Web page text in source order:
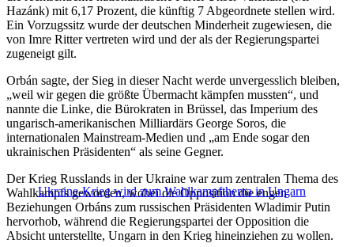
Hazánk) mit 6,17 Prozent, die künftig 7 Abgeordnete stellen wird.
Ein Vorzugssitz wurde der deutschen Minderheit zugewiesen, die
von Imre Ritter vertreten wird und der als der Regierungspartei
zugeneigt gilt.
Orbán sagte, der Sieg in dieser Nacht werde unvergesslich bleiben,
„weil wir gegen die größte Übermacht kämpfen mussten“, und
nannte die Linke, die Bürokraten in Brüssel, das Imperium des
ungarisch-amerikanischen Milliardärs George Soros, die
internationalen Mainstream-Medien und „am Ende sogar den
ukrainischen Präsidenten“ als seine Gegner.
Ukraine-Krieg wird zum Wahlkampfthema in Ungarn
Der Krieg Russlands in der Ukraine war zum zentralen Thema des
Wahlkampfs geworden, wobei die Opposition die engen
Beziehungen Orbáns zum russischen Präsidenten Wladimir Putin
hervorhob, während die Regierungspartei der Opposition die
Absicht unterstellte, Ungarn in den Krieg hineinziehen zu wollen.